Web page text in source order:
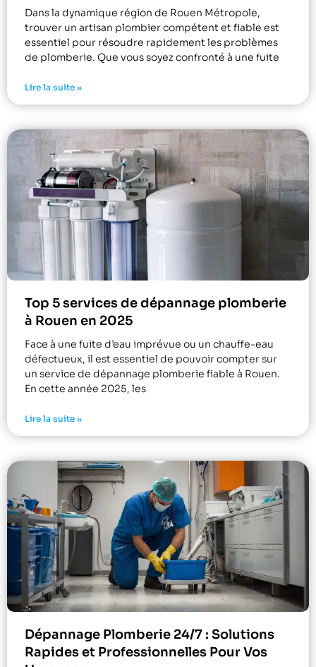
Dans la dynamique région de Rouen Métropole,
trouver un artisan plombier compétent et fiable est
essentiel pour résoudre rapidement les problèmes
de plomberie. Que vous soyez confronté à une fuite
Lire la suite »
Top 5 services de dépannage plomberie
à Rouen en 2025
Face à une fuite d’eau imprévue ou un chauffe-eau
défectueux, il est essentiel de pouvoir compter sur
un service de dépannage plomberie fiable à Rouen.
En cette année 2025, les
Lire la suite »
Dépannage Plomberie 24/7 : Solutions
Rapides et Professionnelles Pour Vos